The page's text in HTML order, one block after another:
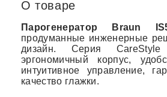
О товаре
Парогенератор Braun
продуманные инженерные
дизайн. Серия
эргономичный корпус,
интуитивное управление,
качество глажки.